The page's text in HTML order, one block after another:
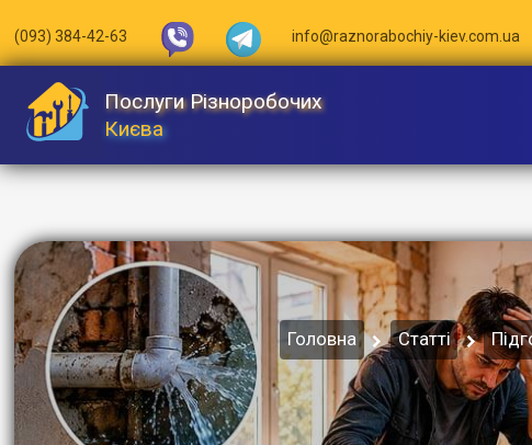
(093) 384-42-63 info@raznorabochiy-kiev.com.ua
Послуги Різноробочих
Києва
Головна Статті